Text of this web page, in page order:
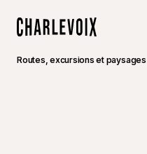
Routes, excursions et paysages